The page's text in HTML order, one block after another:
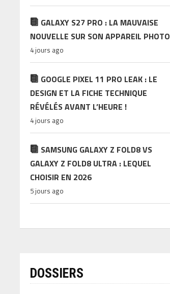
GALAXY S27 PRO : LA MAUVAISE
NOUVELLE SUR SON APPAREIL PHOTO
4 jours ago
GOOGLE PIXEL 11 PRO LEAK : LE
DESIGN ET LA FICHE TECHNIQUE
RÉVÉLÉS AVANT L’HEURE !
4 jours ago
SAMSUNG GALAXY Z FOLD8 VS
GALAXY Z FOLD8 ULTRA : LEQUEL
CHOISIR EN 2026
5 jours ago
DOSSIERS